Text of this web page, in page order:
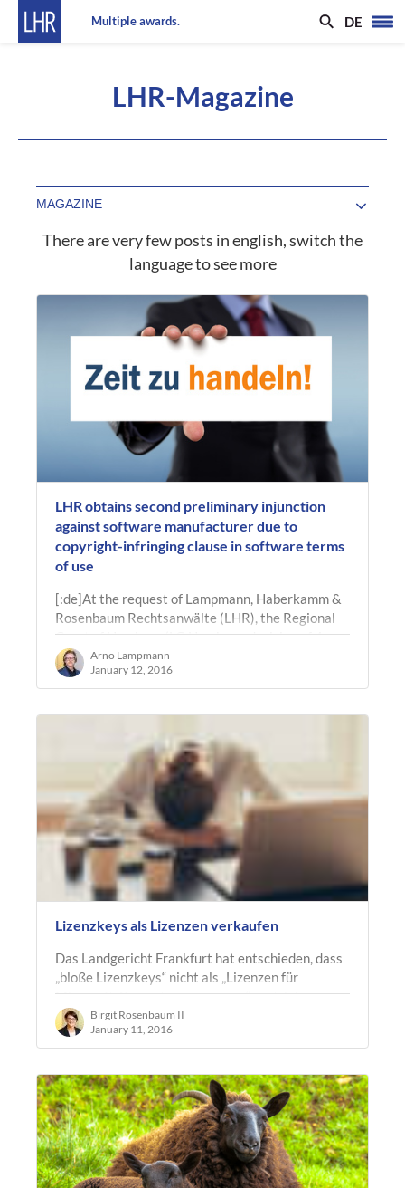
Multiple awards. DE
LHR-Magazine
There are very few posts in english, switch the
language to see more
LHR obtains second preliminary injunction
against software manufacturer due to
copyright-infringing clause in software terms
of use
[:de]At the request of Lampmann, Haberkamm &
Rosenbaum Rechtsanwälte (LHR), the Regional
Court of Hamburg (LG Hamburg, decision of 4
January 2016, ref. 312 O 639/15) has…
Arno Lampmann
January 12, 2016
Lizenzkeys als Lizenzen verkaufen
Das Landgericht Frankfurt hat entschieden, dass
„bloße Lizenzkeys“ nicht als „Lizenzen für
Microsoft-Computerprogramme“ vertrieben
werden dürfen. Die Begründung…
Birgit Rosenbaum II
January 11, 2016